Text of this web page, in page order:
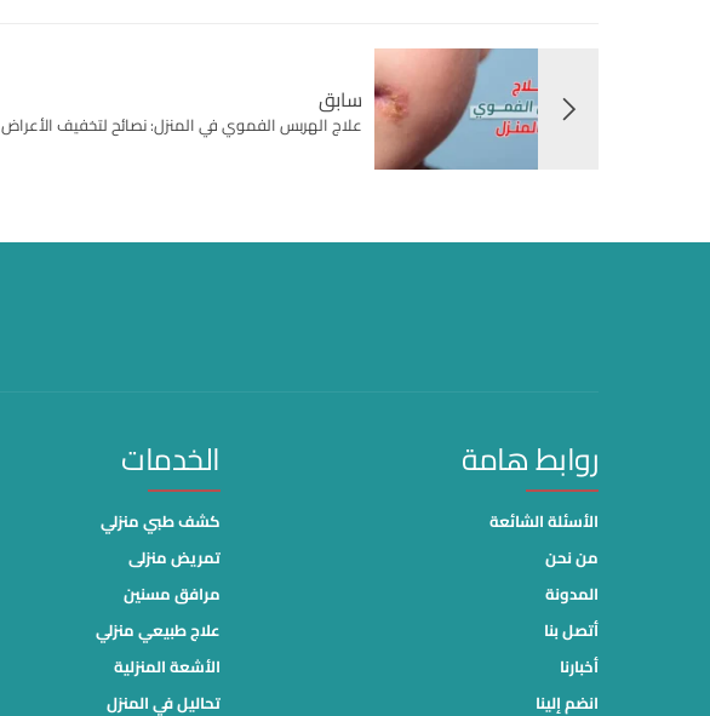
سابق
علاج الهربس الفموي في المنزل: نصائح لتخفيف الأعراض
روابط هامة
الأسئلة الشائعة
من نحن
المدونة
أتصل بنا
أخبارنا
انضم إلينا
الخدمات
كشف طبي منزلي
تمريض منزلى
مرافق مسنين
علاج طبيعي منزلي
الأشعة المنزلية
تحاليل في المنزل